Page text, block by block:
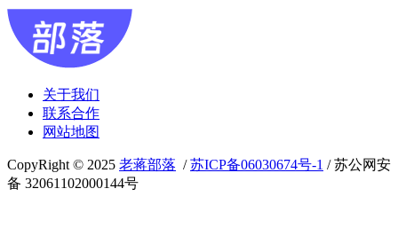
关于我们
联系合作
网站地图
CopyRight © 2025 老蒋部落 /苏ICP备06030674号-1 / 苏公网安
备 32061102000144号